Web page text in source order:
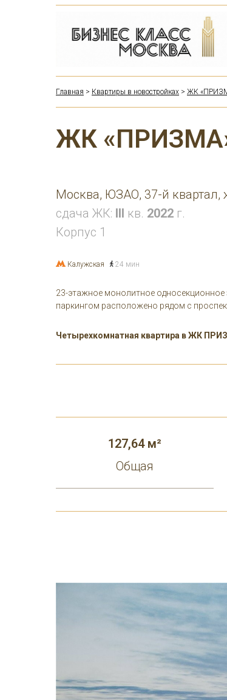
Главная > Квартиры в новостройках > ЖК
ЖК
Москва, ЮЗАО, 37-й
сдача ЖК: III кв. 2022 г.
Корпус 1
Калужская 24 мин
23-этажное монолитное
паркингом расположено рядом с
Четырехкомнатная квартира в ЖК
127,64 м²
Общая